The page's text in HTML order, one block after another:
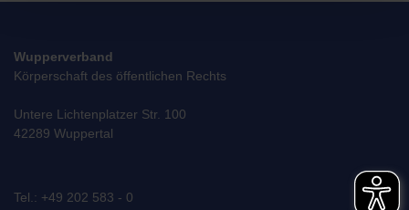
Wupperverband
Körperschaft des öffentlichen Rechts
Untere Lichtenplatzer Str. 100
42289 Wuppertal
Tel.: +49 202 583 - 0